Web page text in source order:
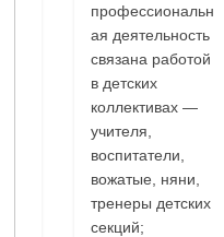
профессиональн
ая деятельность
связана работой
в детских
коллективах —
учителя,
воспитатели,
вожатые, няни,
тренеры детских
секций;